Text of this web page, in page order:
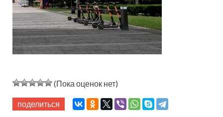
(Пока оценок нет)
поделиться